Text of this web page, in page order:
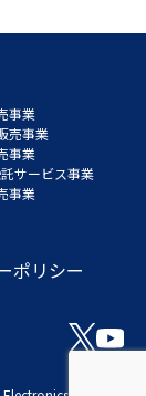
事業
売事業
事業
サービス事業
事業
ポリシー